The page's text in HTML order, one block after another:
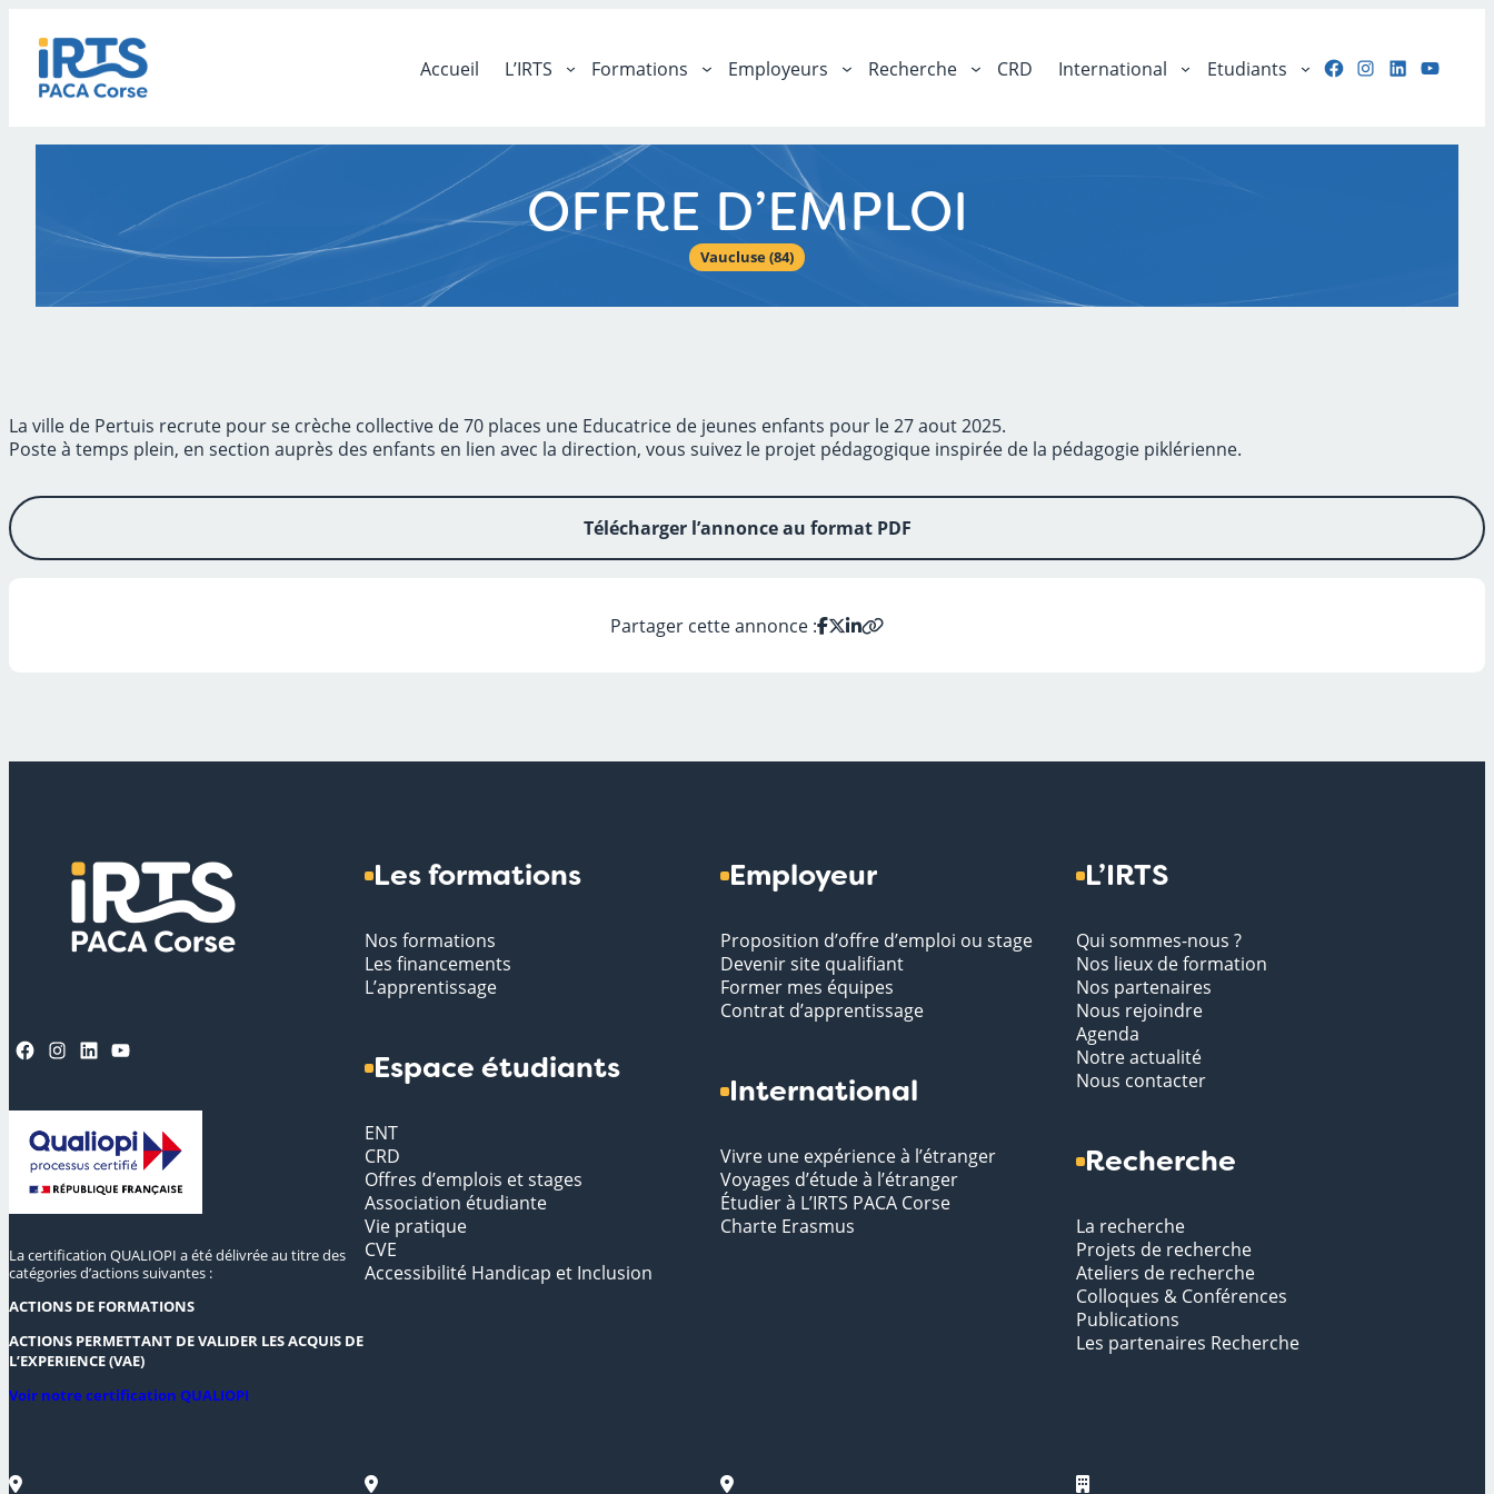
contenu
Accueil L’IRTS Formations Employeurs Recherche CRD International Etudiants Facebook
Instagram
LinkedIn
OFFRE D’EMPLOI
Vaucluse (84)
La ville de Pertuis recrute pour se crèche collective de 70 places une Educatrice de jeunes enfants pour le 27 aout 2025.
Poste à temps plein, en section auprès des enfants en lien avec la direction, vous suivez le projet pédagogique inspirée de la pédagogie piklérienne.
Télécharger l’annonce au format PDF
Partager cette annonce :
Facebook Instagram LinkedIn YouTube
La certification QUALIOPI a été délivrée au titre des
catégories d’actions suivantes :
ACTIONS DE FORMATIONS
ACTIONS PERMETTANT DE VALIDER LES ACQUIS DE
L’EXPERIENCE (VAE)
Voir notre certification QUALIOPI
Les formations
Nos formations
Les financements
L’apprentissage
Espace étudiants
ENT
CRD
Offres d’emplois et stages
Association étudiante
Vie pratique
CVE
Accessibilité Handicap et Inclusion
Employeur
Proposition d’offre d’emploi ou stage
Devenir site qualifiant
Former mes équipes
Contrat d’apprentissage
International
Vivre une expérience à l’étranger
Voyages d’étude à l’étranger
Étudier à L’IRTS PACA Corse
Charte Erasmus
L’IRTS
Qui sommes-nous ?
Nos lieux de formation
Nos partenaires
Nous rejoindre
Agenda
Notre actualité
Nous contacter
Recherche
La recherche
Projets de recherche
Ateliers de recherche
Colloques & Conférences
Publications
Les partenaires Recherche